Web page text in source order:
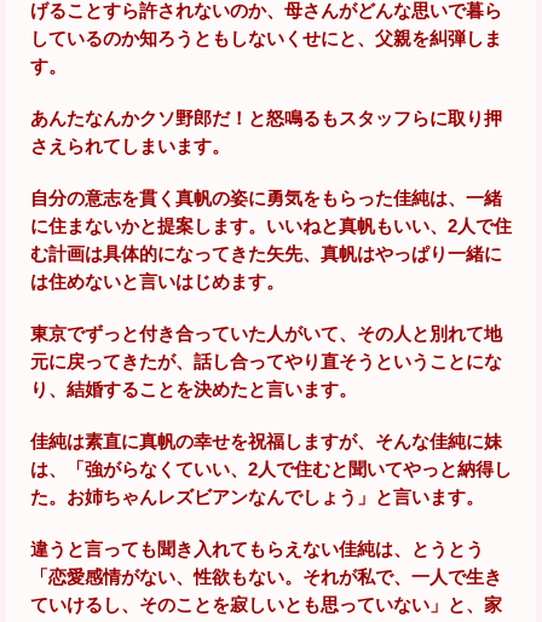
げることすら許されないのか、母さんがどんな思いで暮ら
しているのか知ろうともしないくせにと、父親を糾弾しま
す。
あんたなんかクソ野郎だ！と怒鳴るもスタッフらに取り押
さえられてしまいます。
自分の意志を貫く真帆の姿に勇気をもらった佳純は、一緒
に住まないかと提案します。いいねと真帆もいい、2人で住
む計画は具体的になってきた矢先、真帆はやっぱり一緒に
は住めないと言いはじめます。
東京でずっと付き合っていた人がいて、その人と別れて地
元に戻ってきたが、話し合ってやり直そうということにな
り、結婚することを決めたと言います。
佳純は素直に真帆の幸せを祝福しますが、そんな佳純に妹
は、「強がらなくていい、2人で住むと聞いてやっと納得し
た。お姉ちゃんレズビアンなんでしょう」と言います。
違うと言っても聞き入れてもらえない佳純は、とうとう
「恋愛感情がない、性欲もない。それが私で、一人で生き
ていけるし、そのことを寂しいとも思っていない」と、家